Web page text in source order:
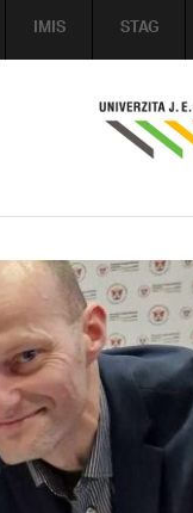
IMIS STAG